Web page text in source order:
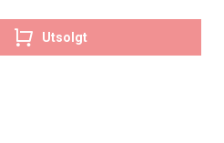
Utsolgt